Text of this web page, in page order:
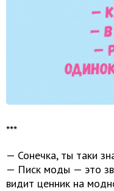
***
— Сонечка, ты таки
— Писк моды — это
видит ценник на